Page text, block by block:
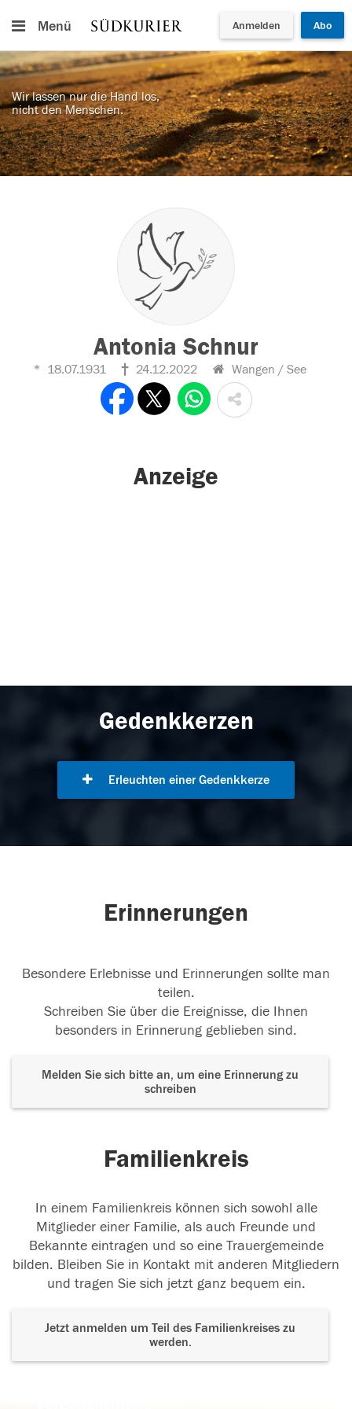
Menü Anmelden Abo
Wir lassen nur die Hand los,
nicht den Menschen.
Antonia Schnur
18.07.1931 24.12.2022 Wangen / See
Anzeige
Gedenkkerzen
Erleuchten einer Gedenkkerze
Erinnerungen
Besondere Erlebnisse und Erinnerungen sollte man
teilen.
Schreiben Sie über die Ereignisse, die Ihnen
besonders in Erinnerung geblieben sind.
Melden Sie sich bitte an, um eine Erinnerung zu
schreiben
Familienkreis
In einem Familienkreis können sich sowohl alle
Mitglieder einer Familie, als auch Freunde und
Bekannte eintragen und so eine Trauergemeinde
bilden. Bleiben Sie in Kontakt mit anderen Mitgliedern
und tragen Sie sich jetzt ganz bequem ein.
Jetzt anmelden um Teil des Familienkreises zu
werden.